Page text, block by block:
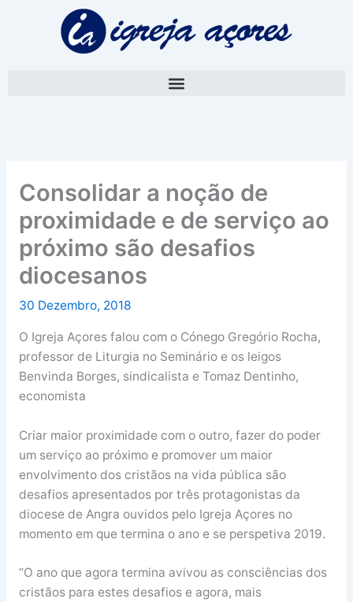
Consolidar a noção de
proximidade e de serviço ao
próximo são desafios
diocesanos
30 Dezembro, 2018
O Igreja Açores falou com o Cónego Gregório Rocha,
professor de Liturgia no Seminário e os leigos
Benvinda Borges, sindicalista e Tomaz Dentinho,
economista
Criar maior proximidade com o outro, fazer do poder
um serviço ao próximo e promover um maior
envolvimento dos cristãos na vida pública são
desafios apresentados por três protagonistas da
diocese de Angra ouvidos pelo Igreja Açores no
momento em que termina o ano e se perspetiva 2019.
“O ano que agora termina avivou as consciências dos
cristãos para estes desafios e agora, mais